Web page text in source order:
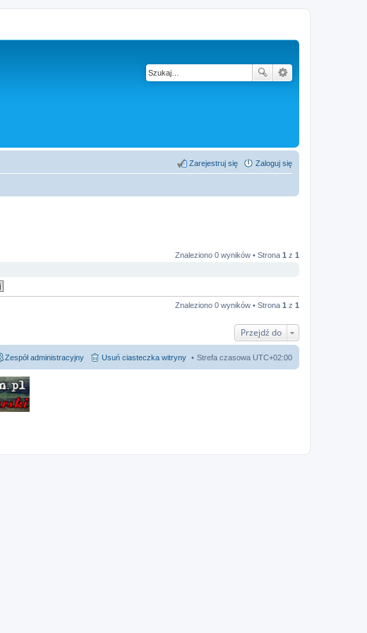
Zaloguj się
Zarejestruj się
Znaleziono 0 wyników • Strona 1 z 1
Znaleziono 0 wyników • Strona 1 z 1
Przejdź do
Strefa czasowa UTC+02:00
Usuń ciasteczka witryny
Zespół administracyjny